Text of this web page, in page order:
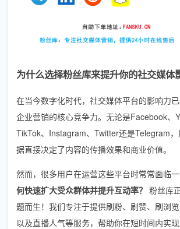
为什么选择粉丝库来提升你的社交媒体
在当今数字化时代，社交媒体平台的影响力
企业营销的核心竞争力。无论是Facebook、
TikTok、Instagram、Twitter还是Telegram
据直接决定了内容的传播效果和商业价值。
然而，很多用户在运营这些平台时常常面临一
何快速扩大受众群体并提升互动率？ 粉丝库
题而生！我们专注于提供刷粉、刷赞、刷浏
以及直播人气等服务，帮助你在短时间内实现